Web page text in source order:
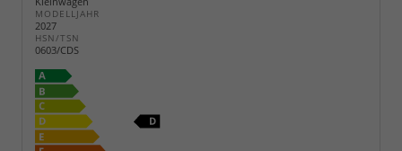
MODELLJAHR
2027
HSN/TSN
0603/CDS